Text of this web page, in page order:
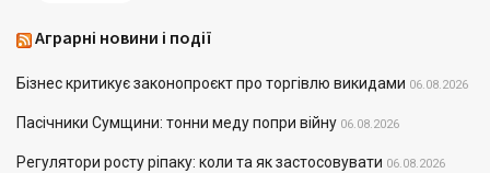
Аграрні новини і події
Бізнес критикує законопроєкт про торгівлю викидами 06.08.2026
Пасічники Сумщини: тонни меду попри війну 06.08.2026
Регулятори росту ріпаку: коли та як застосовувати 06.08.2026